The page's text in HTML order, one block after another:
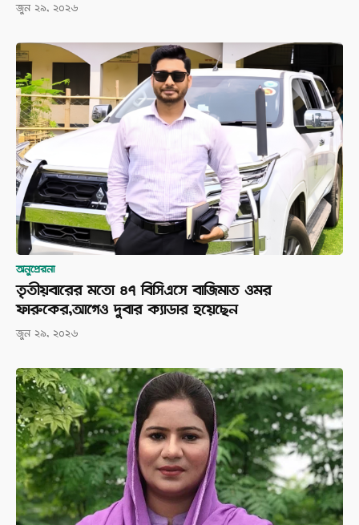
জুন ২৯, ২০২৬
অনুপ্রেরনা
তৃতীয়বারের মতো ৪৭ বিসিএসে বাজিমাত ওমর
ফারুকের,আগেও দুবার ক্যাডার হয়েছেন
জুন ২৯, ২০২৬